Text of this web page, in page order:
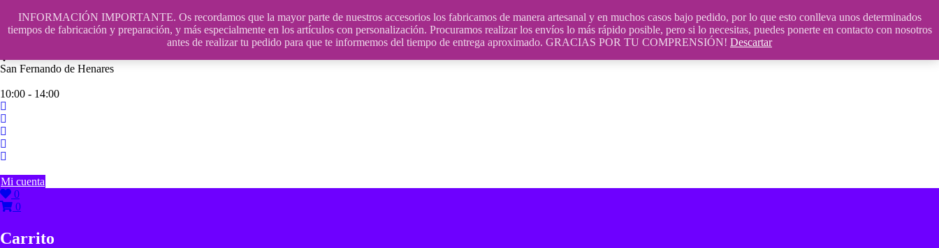
INFORMACIÓN IMPORTANTE. Os recordamos que la mayor parte de nuestros accesorios los fabricamos de manera artesanal y en muchos casos bajo pedido, por lo que esto conlleva unos determinados
tiempos de fabricación y preparación, y más especialmente en los artículos con personalización. Procuramos realizar los envíos lo más rápido posible, pero si lo necesitas, puedes ponerte en contacto con nosotros
antes de realizar tu pedido para que te informemos del tiempo de entrega aproximado. GRACIAS POR TU COMPRENSIÓN! Descartar
contenido
609241475 SOLO DE 10:00 a 14:00
San Fernando de Henares
10:00 - 14:00
Mi cuenta
0
0
Carrito